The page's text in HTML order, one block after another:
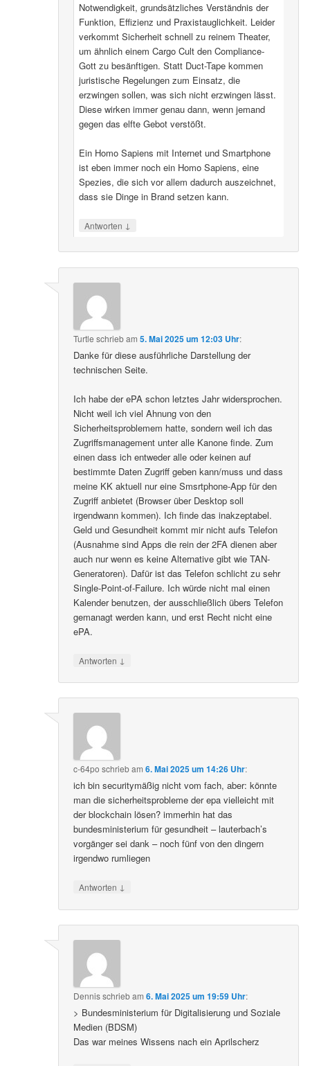
Notwendigkeit, grundsätzliches Verständnis der
Funktion, Effizienz und Praxistauglichkeit. Leider
verkommt Sicherheit schnell zu reinem Theater,
um ähnlich einem Cargo Cult den Compliance-
Gott zu besänftigen. Statt Duct-Tape kommen
juristische Regelungen zum Einsatz, die
erzwingen sollen, was sich nicht erzwingen lässt.
Diese wirken immer genau dann, wenn jemand
gegen das elfte Gebot verstößt.
Ein Homo Sapiens mit Internet und Smartphone
ist eben immer noch ein Homo Sapiens, eine
Spezies, die sich vor allem dadurch auszeichnet,
dass sie Dinge in Brand setzen kann.
Antworten ↓
Turtle schriebam5. Mai 2025 um 12:03 Uhr:
Danke für diese ausführliche Darstellung der
technischen Seite.
Ich habe der ePA schon letztes Jahr widersprochen.
Nicht weil ich viel Ahnung von den
Sicherheitsproblemem hatte, sondern weil ich das
Zugriffsmanagement unter alle Kanone finde. Zum
einen dass ich entweder alle oder keinen auf
bestimmte Daten Zugriff geben kann/muss und dass
meine KK aktuell nur eine Smsrtphone-App für den
Zugriff anbietet (Browser über Desktop soll
irgendwann kommen). Ich finde das inakzeptabel.
Geld und Gesundheit kommt mir nicht aufs Telefon
(Ausnahme sind Apps die rein der 2FA dienen aber
auch nur wenn es keine Alternative gibt wie TAN-
Generatoren). Dafür ist das Telefon schlicht zu sehr
Single-Point-of-Failure. Ich würde nicht mal einen
Kalender benutzen, der ausschließlich übers Telefon
gemanagt werden kann, und erst Recht nicht eine
ePA.
Antworten ↓
c-64po schriebam6. Mai 2025 um 14:26 Uhr:
ich bin securitymäßig nicht vom fach, aber: könnte
man die sicherheitsprobleme der epa vielleicht mit
der blockchain lösen? immerhin hat das
bundesministerium für gesundheit – lauterbach’s
vorgänger sei dank – noch fünf von den dingern
irgendwo rumliegen
Antworten ↓
Dennisschriebam6. Mai 2025 um 19:59 Uhr:
> Bundesministerium für Digitalisierung und Soziale
Medien (BDSM)
Das war meines Wissens nach ein Aprilscherz